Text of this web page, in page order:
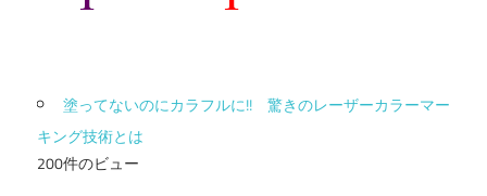
塗ってないのにカラフルに!! 驚きのレーザーカラーマー
キング技術とは
200件のビュー